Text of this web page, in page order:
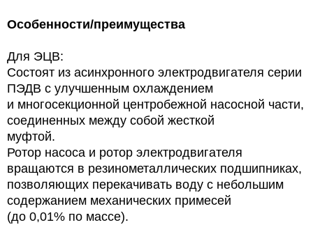
Особенности/преимущества
Для ЭЦВ:
Состоят из асинхронного электродвигателя серии
ПЭДВ с улучшенным охлаждением
и многосекционной центробежной насосной части,
соединенных между собой жесткой
муфтой.
Ротор насоса и ротор электродвигателя
вращаются в резинометаллических подшипниках,
позволяющих перекачивать воду с небольшим
содержанием механических примесей
(до 0,01% по массе).